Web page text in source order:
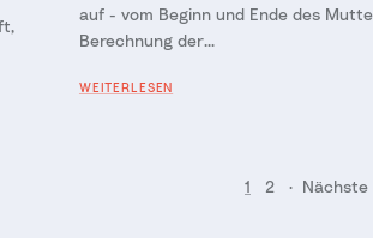
auf - vom Beginn und Ende des
Berechnung der...
WEITERLESEN
1 2 · Nächste